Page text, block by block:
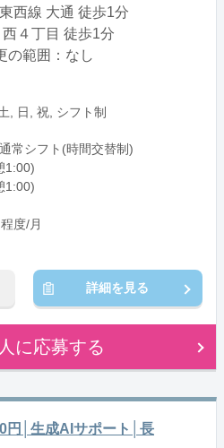
西線 大通 徒歩1分
４丁目 徒歩1分
の範囲：なし
, 日, 祝, シフト制
常シフト(時間交替制)
1:00)
1:00)
度/月
詳細を見る
に応募する
円│生成AIサポート│長